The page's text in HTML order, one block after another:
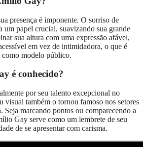
presença é imponente. O sorriso de
um papel crucial, suavizando sua grande
sua altura com uma expressão afável,
em vez de intimidadora, o que é
como modelo público.
é conhecido?
por seu talento excepcional no
visual também o tornou famoso nos setores
Seja marcando pontos ou comparecendo a
Gay serve como um lembrete de seu
de se apresentar com carisma.